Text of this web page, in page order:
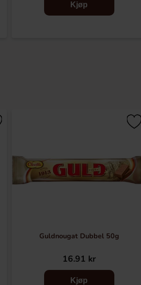
Kjøp
Guldnougat Dubbel 50g
16.91 kr
Kjøp